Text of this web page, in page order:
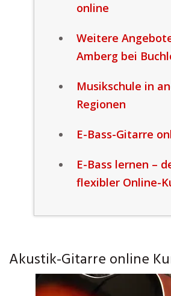
online
Weitere
Amberg bei
Musikschule in
Regionen
E-Bass-Gitarre
E-Bass lernen –
flexibler Online-
Akustik-Gitarre online